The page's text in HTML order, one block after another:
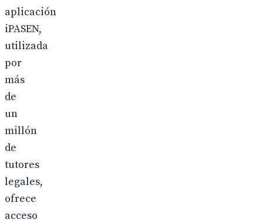
aplicación
iPASEN,
utilizada
por
más
de
un
millón
de
tutores
legales,
ofrece
acceso